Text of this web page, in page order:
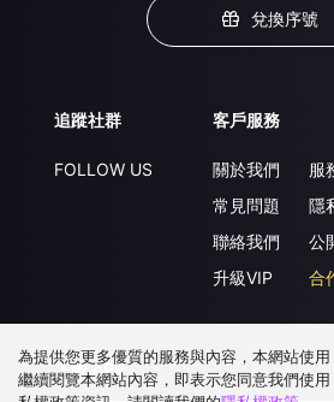
兌換序號
追蹤社群
FOLLOW US
客戶服務
關於我們
常見問題
聯絡我們
升級VIP
服
隱
公
合
下載 APP
為提供您更多優質的服務與內容，本網站使
繼續閱覽本網站內容，即表示您同意我們使